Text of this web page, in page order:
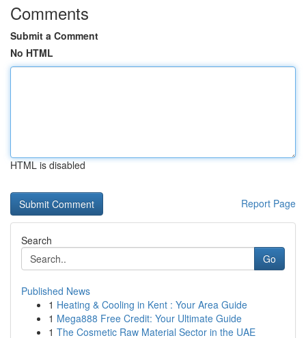
Comments
Submit a Comment
No HTML
HTML is disabled
Report Page
Search
Go
Published News
1 Heating & Cooling in Kent : Your Area Guide
1 Mega888 Free Credit: Your Ultimate Guide
1 The Cosmetic Raw Material Sector in the UAE